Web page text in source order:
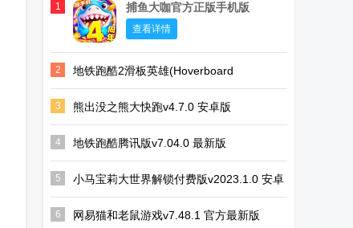
1 捕鱼大咖官方正版手机版
查看详情
2
地铁跑酷2滑板英雄(Hoverboard
Heroes)v1.12.0 国际版
3 熊出没之熊大快跑v4.7.0 安卓版
4 地铁跑酷腾讯版v7.04.0 最新版
5
小马宝莉大世界解锁付费版v2023.1.0 安卓
最新版
6 网易猫和老鼠游戏v7.48.1 官方最新版